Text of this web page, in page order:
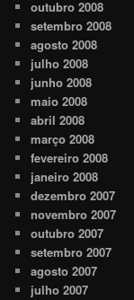
outubro 2008
setembro 2008
agosto 2008
julho 2008
junho 2008
maio 2008
abril 2008
março 2008
fevereiro 2008
janeiro 2008
dezembro 2007
novembro 2007
outubro 2007
setembro 2007
agosto 2007
julho 2007